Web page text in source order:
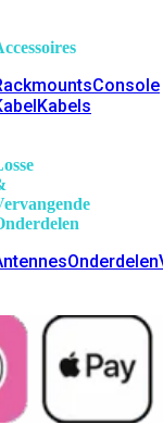
Console
Kabels
Onderdelen